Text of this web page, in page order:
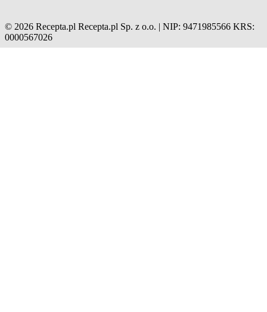
© 2026 Recepta.pl Recepta.pl Sp. z o.o. | NIP: 9471985566 KRS:
0000567026